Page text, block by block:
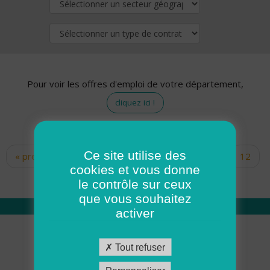
Pour voir les offres d'emploi de votre département,
cliquez ici !
Pages
« premier ‹ précédent … 10
12
14 15 16 17
Qui sommes nous
Académie ADMR
Ce site utilise des
cookies et vous donne
le contrôle sur ceux
que vous souhaitez
activer
Tout refuser